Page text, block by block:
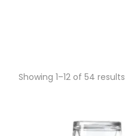
Showing 1–12 of 54 results